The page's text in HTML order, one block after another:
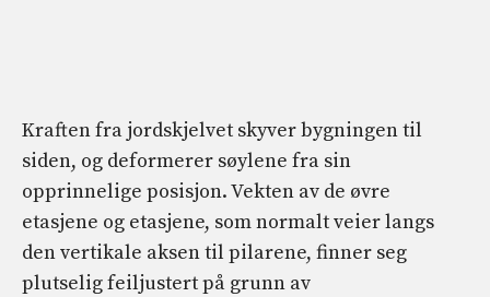
Kraften fra jordskjelvet skyver bygningen til
siden, og deformerer søylene fra sin
opprinnelige posisjon. Vekten av de øvre
etasjene og etasjene, som normalt veier langs
den vertikale aksen til pilarene, finner seg
plutselig feiljustert på grunn av